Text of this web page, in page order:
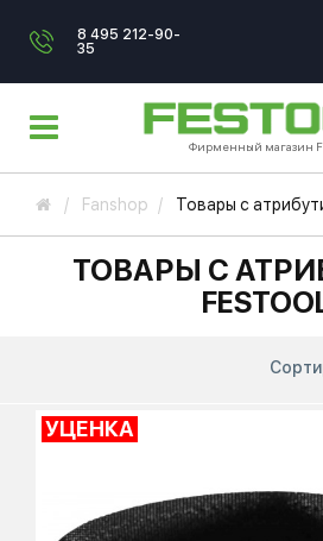
8 495 212-90-
35
Фирменный магазин
Fanshop Товары с
ТОВАРЫ С
УЦЕНКА